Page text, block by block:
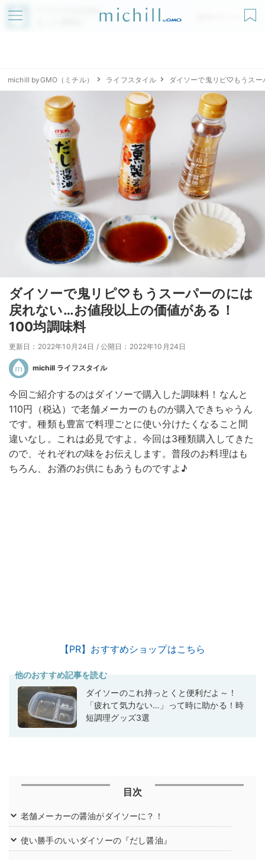
アプリでmichillが
無料ダウンロード
michill byGMO（ミチル） ライフスタイル ダイソーで鬼リピ♡もうス
ダイソーで鬼リピ♡もうスーパーのには
戻れない…お値段以上の価値がある！
100均調味料
更新日：2022年10月24日 / 公開日：2022年10月24日
michill ライフスタイル
今回ご紹介するのはダイソーで購入した調味料！なんと
110円（税込）で老舗メーカーのものが購入できちゃうん
です。種類も豊富で料理ごとに使い分けたくなること間
違いなし。これは必見ですよ。今回は3種類購入してきた
ので、それぞれの味をお伝えします。普段のお料理はも
ちろん、お酒のお供にもあうものですよ♪
【PR】おすすめショップはこちら
他のおすすめ記事を読む
ダイソーのこれ持っとくと便利だよ～！
「疲れて気力ない…」って時に助かる！時
短調理グッズ3選
目次
老舗メーカーの醤油がダイソーに？！
使い勝手のいいダイソーの『だし醤油』